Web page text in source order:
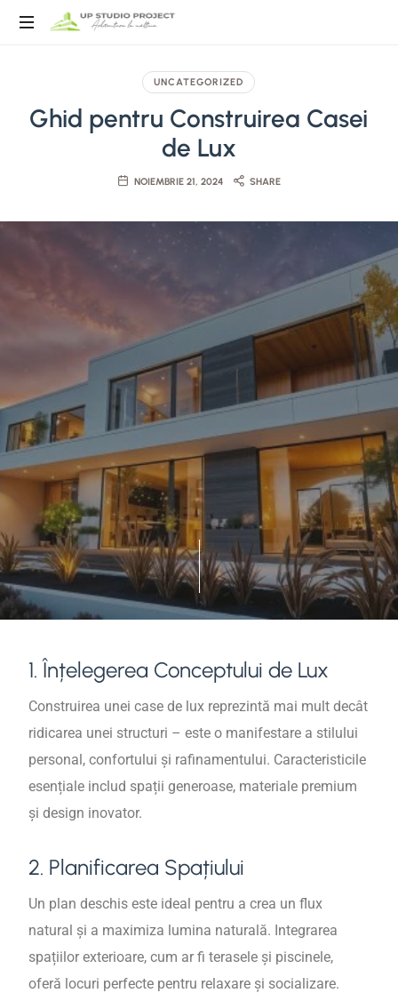
UNCATEGORIZED
Ghid pentru Construirea Casei
de Lux
NOIEMBRIE 21, 2024 SHARE
1. Înțelegerea Conceptului de Lux
Construirea unei case de lux reprezintă mai mult decât
ridicarea unei structuri – este o manifestare a stilului
personal, confortului și rafinamentului. Caracteristicile
esențiale includ spații generoase, materiale premium
și design inovator.
2. Planificarea Spațiului
Un plan deschis este ideal pentru a crea un flux
natural și a maximiza lumina naturală. Integrarea
spațiilor exterioare, cum ar fi terasele și piscinele,
oferă locuri perfecte pentru relaxare și socializare.